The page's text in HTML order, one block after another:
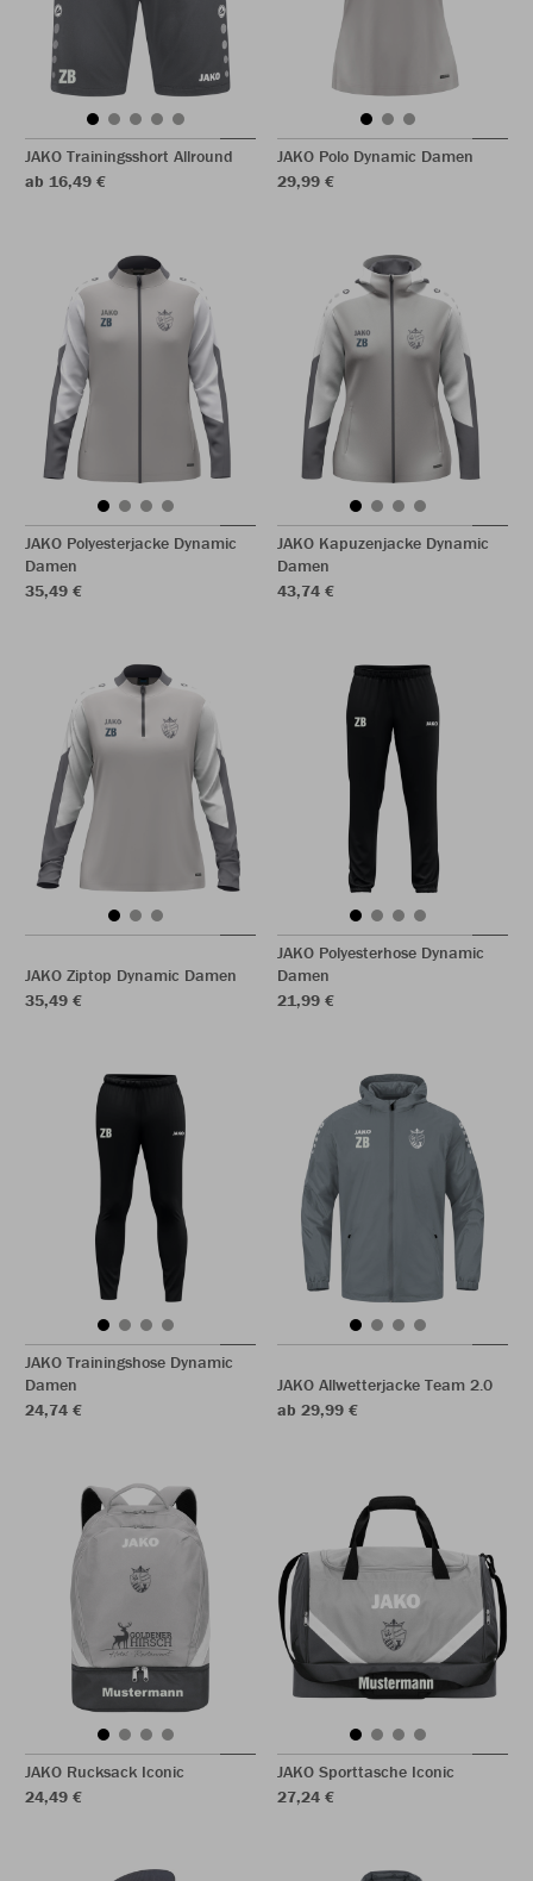
JAKO Trainingsshort Allround
ab 16,49 €
JAKO Polo Dynamic Damen
29,99 €
JAKO Polyesterjacke Dynamic
Damen
35,49 €
JAKO Kapuzenjacke Dynamic
Damen
43,74 €
JAKO Ziptop Dynamic Damen
35,49 €
JAKO Polyesterhose Dynamic
Damen
21,99 €
JAKO Trainingshose Dynamic
Damen
24,74 €
JAKO Allwetterjacke Team 2.0
ab 29,99 €
JAKO Rucksack Iconic
24,49 €
JAKO Sporttasche Iconic
27,24 €